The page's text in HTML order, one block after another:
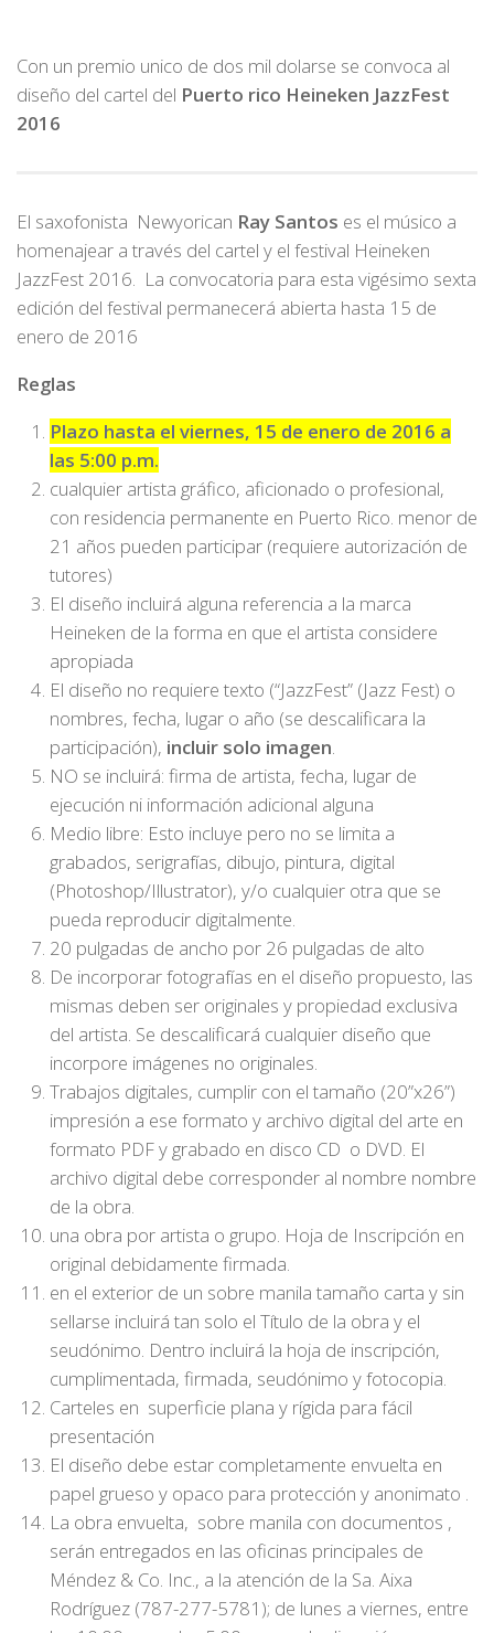
Con un premio unico de dos mil dolarse se convoca al
diseño del cartel del Puerto rico Heineken JazzFest
2016
El saxofonista Newyorican Ray Santos es el músico a
homenajear a través del cartel y el festival Heineken
JazzFest 2016. La convocatoria para esta vigésimo sexta
edición del festival permanecerá abierta hasta 15 de
enero de 2016
Reglas
Plazo hasta el viernes, 15 de enero de 2016 a
las 5:00 p.m.
cualquier artista gráfico, aficionado o profesional,
con residencia permanente en Puerto Rico. menor de
21 años pueden participar (requiere autorización de
tutores)
El diseño incluirá alguna referencia a la marca
Heineken de la forma en que el artista considere
apropiada
El diseño no requiere texto (“JazzFest” (Jazz Fest) o
nombres, fecha, lugar o año (se descalificara la
participación), incluir solo imagen.
NO se incluirá: firma de artista, fecha, lugar de
ejecución ni información adicional alguna
Medio libre: Esto incluye pero no se limita a
grabados, serigrafías, dibujo, pintura, digital
(Photoshop/Illustrator), y/o cualquier otra que se
pueda reproducir digitalmente.
20 pulgadas de ancho por 26 pulgadas de alto
De incorporar fotografías en el diseño propuesto, las
mismas deben ser originales y propiedad exclusiva
del artista. Se descalificará cualquier diseño que
incorpore imágenes no originales.
Trabajos digitales, cumplir con el tamaño (20”x26”)
impresión a ese formato y archivo digital del arte en
formato PDF y grabado en disco CD o DVD. El
archivo digital debe corresponder al nombre nombre
de la obra.
una obra por artista o grupo. Hoja de Inscripción en
original debidamente firmada.
en el exterior de un sobre manila tamaño carta y sin
sellarse incluirá tan solo el Título de la obra y el
seudónimo. Dentro incluirá la hoja de inscripción,
cumplimentada, firmada, seudónimo y fotocopia.
Carteles en superficie plana y rígida para fácil
presentación
El diseño debe estar completamente envuelta en
papel grueso y opaco para protección y anonimato .
La obra envuelta, sobre manila con documentos ,
serán entregados en las oficinas principales de
Méndez & Co. Inc., a la atención de la Sa. Aixa
Rodríguez (787-277-5781); de lunes a viernes, entre